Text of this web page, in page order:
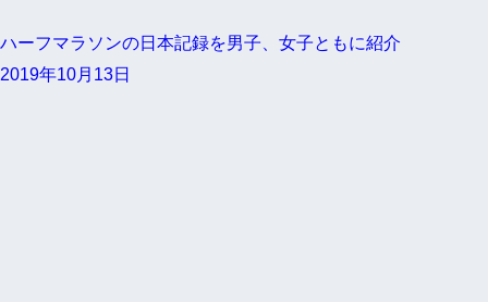
ハーフマラソンの日本記録を男子、女子ともに紹介
2019年10月13日